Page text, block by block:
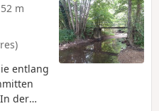
m
entlang
der